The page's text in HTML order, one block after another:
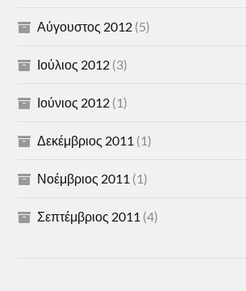
Αύγουστος 2012 (5)
Ιούλιος 2012 (3)
Ιούνιος 2012 (1)
Δεκέμβριος 2011 (1)
Νοέμβριος 2011 (1)
Σεπτέμβριος 2011 (4)